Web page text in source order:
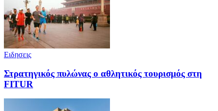
Ειδησεις
Στρατηγικός πυλώνας ο αθλητικός τουρισμός στη
FITUR